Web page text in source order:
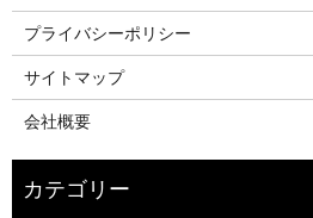
プライバシーポリシー
サイトマップ
会社概要